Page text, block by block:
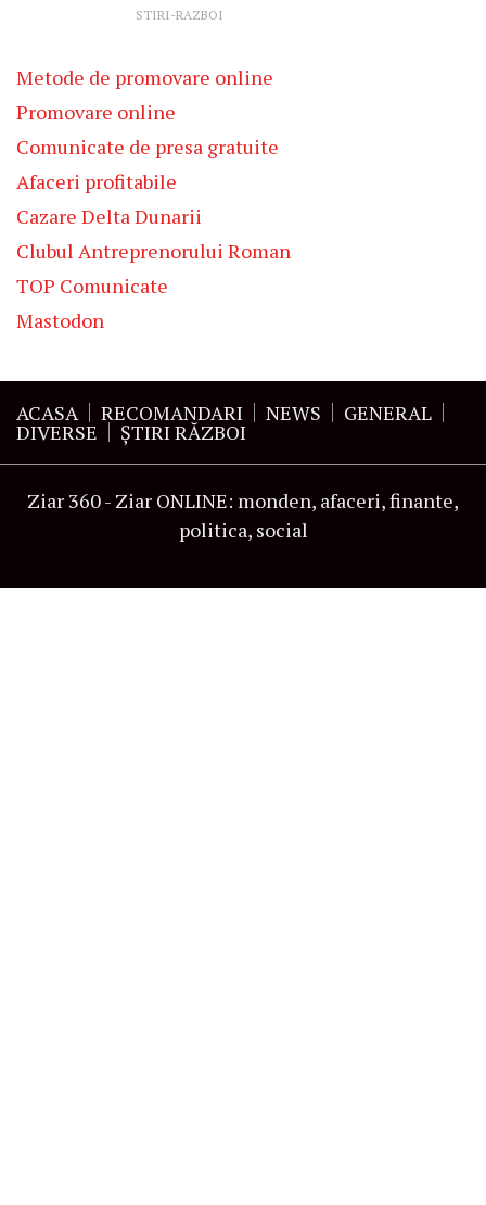
STIRI-RAZBOI
Metode de promovare online
Promovare online
Comunicate de presa gratuite
Afaceri profitabile
Cazare Delta Dunarii
Clubul Antreprenorului Roman
TOP Comunicate
Mastodon
ACASA RECOMANDARI NEWS GENERAL
DIVERSE ŞTIRI RĂZBOI
Ziar 360 - Ziar ONLINE: monden, afaceri, finante,
politica, social